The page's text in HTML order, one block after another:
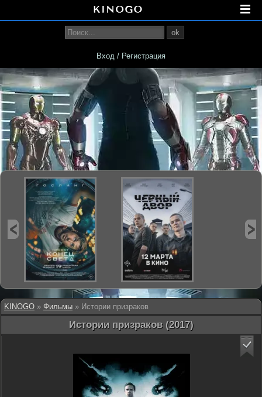
KINOGO » Фильмы » Истории призраков
Истории призраков (2017)
ok
Вход / Регистрация